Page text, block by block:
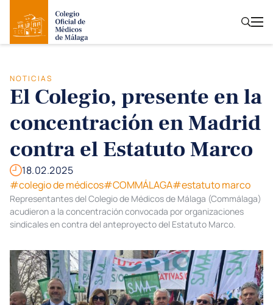
NOTICIAS
El Colegio, presente en la
concentración en Madrid
contra el Estatuto Marco
18.02.2025
#colegio de médicos#COMMÁLAGA#estatuto marco
Representantes del Colegio de Médicos de Málaga (Commálaga)
acudieron a la concentración convocada por organizaciones
sindicales en contra del anteproyecto del Estatuto Marco.